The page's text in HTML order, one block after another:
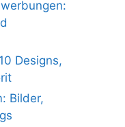
Designs,
Bilder,